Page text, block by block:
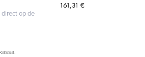
op de
161,31 €